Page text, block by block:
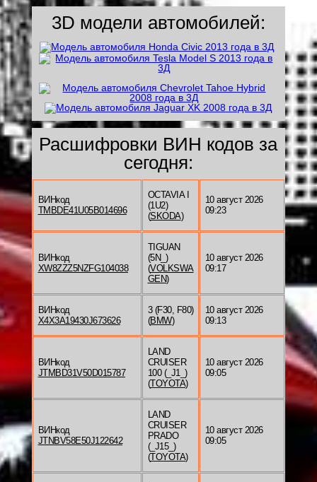
3D модели автомобилей:
Расшифровки ВИН кодов за
сегодня:
ВИНкод
TMBDE41U05B014696
OCTAVIA I
(1U2)
(SKODA)
10 август 2026
09:23
ВИНкод
XW8ZZZ5NZFG104038
TIGUAN
(5N_)
(VOLKSWA
GEN)
10 август 2026
09:17
ВИНкод
X4X3A19430J673626
3 (F30, F80)
(BMW)
10 август 2026
09:13
ВИНкод
JTMBD31V50D015787
LAND
CRUISER
100 (_J1_)
(TOYOTA)
10 август 2026
09:05
ВИНкод
JTNBV58E50J122642
LAND
CRUISER
PRADO
(_J15_)
(TOYOTA)
10 август 2026
09:05